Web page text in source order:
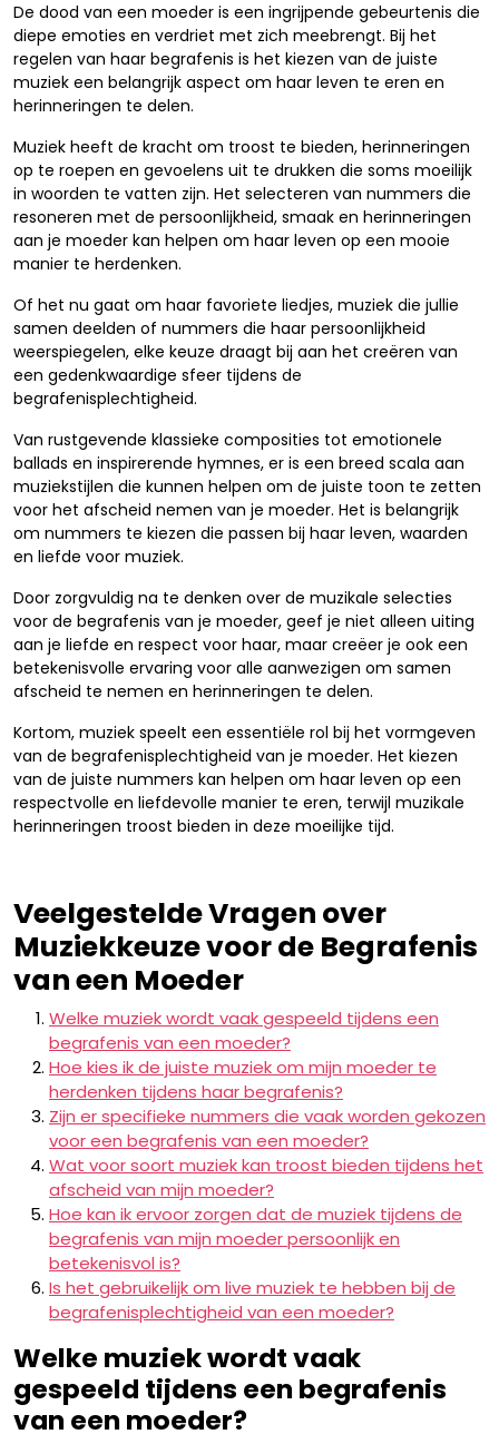
De dood van een moeder is een ingrijpende gebeurtenis die
diepe emoties en verdriet met zich meebrengt. Bij het
regelen van haar begrafenis is het kiezen van de juiste
muziek een belangrijk aspect om haar leven te eren en
herinneringen te delen.
Muziek heeft de kracht om troost te bieden, herinneringen
op te roepen en gevoelens uit te drukken die soms moeilijk
in woorden te vatten zijn. Het selecteren van nummers die
resoneren met de persoonlijkheid, smaak en herinneringen
aan je moeder kan helpen om haar leven op een mooie
manier te herdenken.
Of het nu gaat om haar favoriete liedjes, muziek die jullie
samen deelden of nummers die haar persoonlijkheid
weerspiegelen, elke keuze draagt bij aan het creëren van
een gedenkwaardige sfeer tijdens de
begrafenisplechtigheid.
Van rustgevende klassieke composities tot emotionele
ballads en inspirerende hymnes, er is een breed scala aan
muziekstijlen die kunnen helpen om de juiste toon te zetten
voor het afscheid nemen van je moeder. Het is belangrijk
om nummers te kiezen die passen bij haar leven, waarden
en liefde voor muziek.
Door zorgvuldig na te denken over de muzikale selecties
voor de begrafenis van je moeder, geef je niet alleen uiting
aan je liefde en respect voor haar, maar creëer je ook een
betekenisvolle ervaring voor alle aanwezigen om samen
afscheid te nemen en herinneringen te delen.
Kortom, muziek speelt een essentiële rol bij het vormgeven
van de begrafenisplechtigheid van je moeder. Het kiezen
van de juiste nummers kan helpen om haar leven op een
respectvolle en liefdevolle manier te eren, terwijl muzikale
herinneringen troost bieden in deze moeilijke tijd.
Veelgestelde Vragen over
Muziekkeuze voor de Begrafenis
van een Moeder
Welke muziek wordt vaak gespeeld tijdens een
begrafenis van een moeder?
Hoe kies ik de juiste muziek om mijn moeder te
herdenken tijdens haar begrafenis?
Zijn er specifieke nummers die vaak worden gekozen
voor een begrafenis van een moeder?
Wat voor soort muziek kan troost bieden tijdens het
afscheid van mijn moeder?
Hoe kan ik ervoor zorgen dat de muziek tijdens de
begrafenis van mijn moeder persoonlijk en
betekenisvol is?
Is het gebruikelijk om live muziek te hebben bij de
begrafenisplechtigheid van een moeder?
Welke muziek wordt vaak
gespeeld tijdens een begrafenis
van een moeder?